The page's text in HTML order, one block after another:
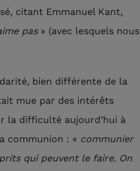
citant Emmanuel Kant,
pas» (avec lesquels nous
bien différente de la
mue par des intérêts
la difficulté aujourd’hui à
communion : « communier
qui peuvent le faire. On